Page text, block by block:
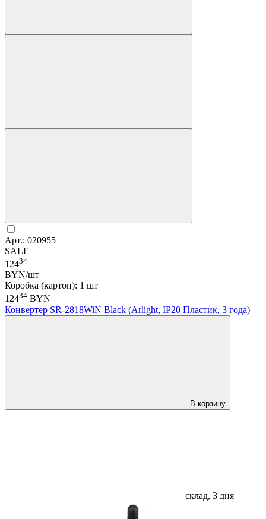
Арт.: 020955
SALE
12434
BYN/шт
Коробка (картон): 1 шт
12434 BYN
Конвертер SR-2818WiN Black (Arlight, IP20 Пластик, 3 года)
В корзину
склад, 3 дня